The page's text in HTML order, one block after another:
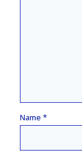
Name *